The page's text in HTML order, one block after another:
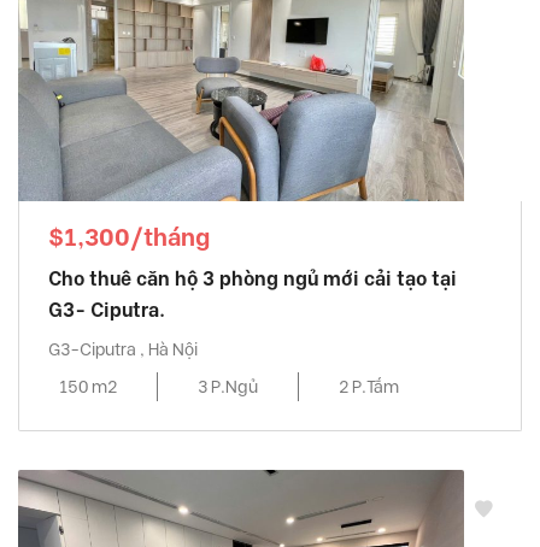
$1,300/tháng
Cho thuê căn hộ 3 phòng ngủ mới cải tạo tại
G3- Ciputra.
G3-Ciputra , Hà Nội
150 m2
3 P.Ngủ 2 P.Tắm